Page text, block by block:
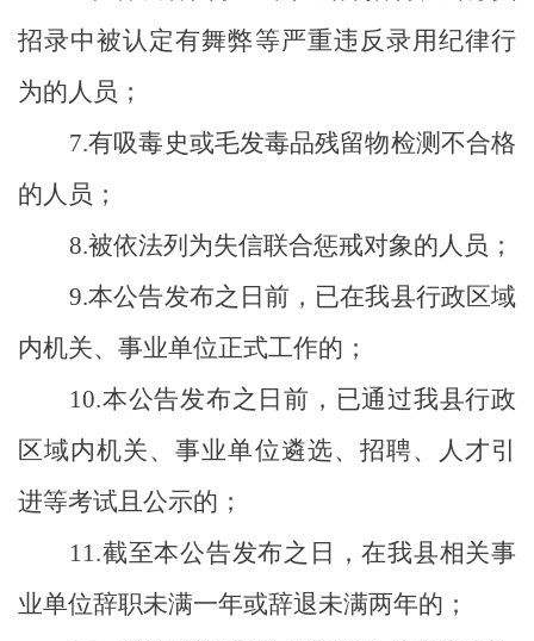
招录中被认定有舞弊等严重违反录用纪律行
为的人员；
7.有吸毒史或毛发毒品残留物检测不合格
的人员；
8.被依法列为失信联合惩戒对象的人员；
9.本公告发布之日前，已在我县行政区域
内机关、事业单位正式工作的；
10.本公告发布之日前，已通过我县行政
区域内机关、事业单位遴选、招聘、人才引
进等考试且公示的；
11.截至本公告发布之日，在我县相关事
业单位辞职未满一年或辞退未满两年的；